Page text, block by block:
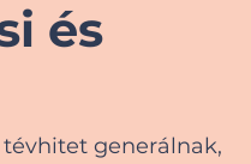
és
generálnak,